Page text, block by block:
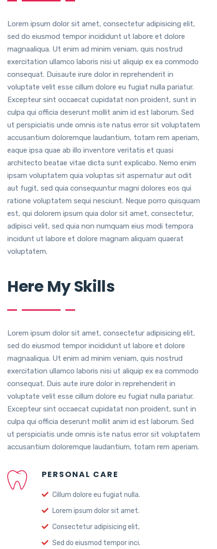
Lorem ipsum dolor sit amet, consectetur adipisicing elit,
sed do eiusmod tempor incididunt ut labore et dolore
magnaaliqua. Ut enim ad minim veniam, quis nostrud
exercitation ullamco laboris nisi ut aliquip ex ea commodo
consequat. Duisaute irure dolor in reprehenderit in
voluptate velit esse cillum dolore eu fugiat nulla pariatur.
Excepteur sint occaecat cupidatat non proident, sunt in
culpa qui officia deserunt mollit anim id est laborum. Sed
ut perspiciatis unde omnis iste natus error sit voluptatem
accusantium doloremque laudantium, totam rem aperiam,
eaque ipsa quae ab illo inventore veritatis et quasi
architecto beatae vitae dicta sunt explicabo. Nemo enim
ipsam voluptatem quia voluptas sit aspernatur aut odit
aut fugit, sed quia consequuntur magni dolores eos qui
ratione voluptatem sequi nesciunt. Neque porro quisquam
est, qui dolorem ipsum quia dolor sit amet, consectetur,
adipisci velit, sed quia non numquam eius modi tempora
incidunt ut labore et dolore magnam aliquam quaerat
voluptatem.
Here My Skills
Lorem ipsum dolor sit amet, consectetur adipisicing elit,
sed do eiusmod tempor incididunt ut labore et dolore
magnaaliqua. Ut enim ad minim veniam, quis nostrud
exercitation ullamco laboris nisi ut aliquip ex ea commodo
consequat. Duis aute irure dolor in reprehenderit in
voluptate velit esse cillum dolore eu fugiat nulla pariatur.
Excepteur sint occaecat cupidatat non proident, sunt in
culpa qui officia deserunt mollit anim id est laborum. Sed
ut perspiciatis unde omnis iste natus error sit voluptatem
accusantium doloremque laudantium, totam rem aperiam.
PERSONAL CARE
Cillum dolore eu fugiat nulla.
Lorem ipsum dolor sit amet.
Consectetur adipisicing elit,
Sed do eiusmod tempor inci.